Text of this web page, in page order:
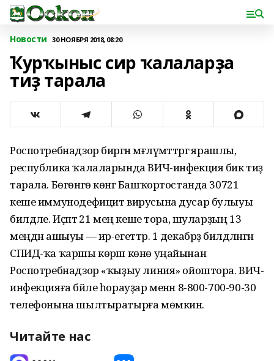
Новости 30 НОЯБРЯ 2018, 08:20
Ҡурҡыныс сир ҡалаларҙа
тиҙ тарала
Роспотребнадзор биргән мәғлүмәттәргә ярашлы,
республика ҡалаларында ВИЧ-инфекция бик тиҙ
тарала. Бөгөнгө көнгә Башҡортостанда 30721
кеше иммунодефицит вирусына дусар булыуы
билдәле. Иҫәптә 21 мең кеше тора, шуларҙың 13
меңдән ашыуы — ир-егеттәр. 1 декабрҙә билдәләнгән
СПИД-ҡа ҡаршы көрәш көнө уңайынан
Роспотребнадзор «ҡыҙыу линия» ойоштора. ВИЧ-
инфекцияға бәйле һорауҙар менән 8-800-700-90-30
телефонына шылтыратырға мөмкин.
Читайте нас